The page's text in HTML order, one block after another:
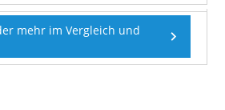
mehr im Vergleich und